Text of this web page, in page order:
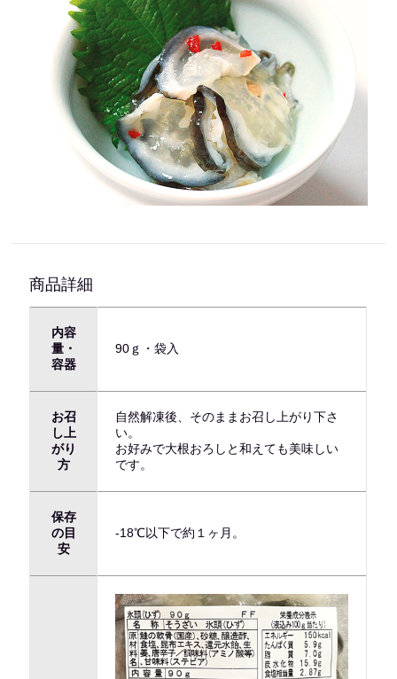
商品詳細
内容
量・
容器
90ｇ・袋入
お召
し上
がり
方
自然解凍後、そのままお召し上がり下さ
い。
お好みで大根おろしと和えても美味しい
です。
保存
の目
安
-18℃以下で約１ヶ月。